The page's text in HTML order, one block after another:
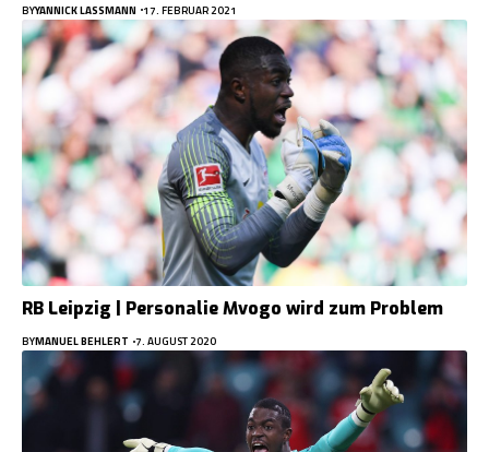
BYYANNICK LASSMANN 17. FEBRUAR 2021
RB Leipzig | Personalie Mvogo wird zum Problem
BYMANUEL BEHLERT 7. AUGUST 2020